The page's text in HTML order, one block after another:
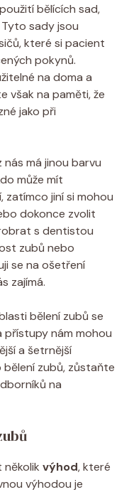
bělících sad,
sady jsou
které si pacient
pokynů.
na doma a
však na paměti, že
jako při
má jinou barvu
může mít
zatímco jiní si mohou
dokonce zvolit
s dentistou
zubů nebo
se na ošetření
zajímá.
bělení zubů se
přístupy nám mohou
a šetrnější
zubů, zůstaňte
na
několik výhod, které
výhodou je